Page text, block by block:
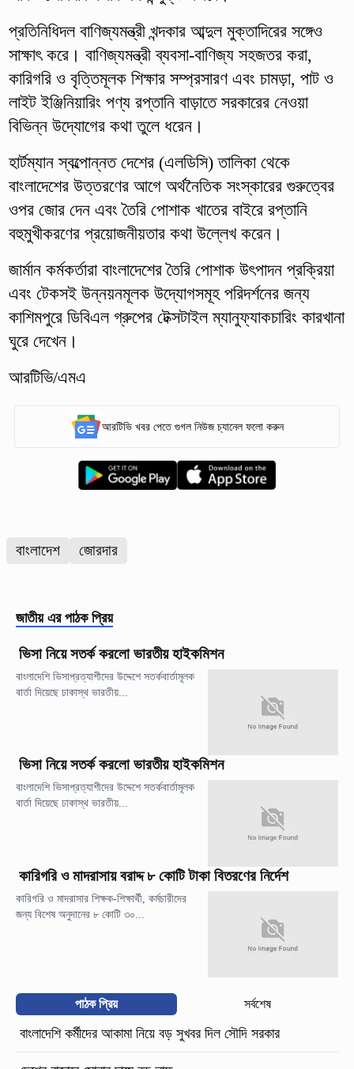
প্রতিনিধিদল বাণিজ্যমন্ত্রী খন্দকার আব্দুল মুক্তাদিরের সঙ্গেও
সাক্ষাৎ করে। বাণিজ্যমন্ত্রী ব্যবসা-বাণিজ্য সহজতর করা,
কারিগরি ও বৃত্তিমূলক শিক্ষার সম্প্রসারণ এবং চামড়া, পাট ও
লাইট ইঞ্জিনিয়ারিং পণ্য রপ্তানি বাড়াতে সরকারের নেওয়া
বিভিন্ন উদ্যোগের কথা তুলে ধরেন।
হার্টম্যান স্বল্পোন্নত দেশের (এলডিসি) তালিকা থেকে
বাংলাদেশের উত্তরণের আগে অর্থনৈতিক সংস্কারের গুরুত্বের
ওপর জোর দেন এবং তৈরি পোশাক খাতের বাইরে রপ্তানি
বহুমুখীকরণের প্রয়োজনীয়তার কথা উল্লেখ করেন।
জার্মান কর্মকর্তারা বাংলাদেশের তৈরি পোশাক উৎপাদন প্রক্রিয়া
এবং টেকসই উন্নয়নমূলক উদ্যোগসমূহ পরিদর্শনের জন্য
কাশিমপুরে ডিবিএল গ্রুপের টেক্সটাইল ম্যানুফ্যাকচারিং কারখানা
ঘুরে দেখেন।
আরটিভি/এমএ
আরটিভি খবর পেতে গুগল নিউজ চ্যানেল ফলো করুন
বাংলাদেশ জোরদার
জাতীয় এর পাঠক প্রিয়
ভিসা নিয়ে সতর্ক করলো ভারতীয় হাইকমিশন
বাংলাদেশি ভিসাপ্রত্যাশীদের উদ্দেশে সতর্কবার্তামূলক
বার্তা দিয়েছে ঢাকাস্থ ভারতীয়...
ভিসা নিয়ে সতর্ক করলো ভারতীয় হাইকমিশন
বাংলাদেশি ভিসাপ্রত্যাশীদের উদ্দেশে সতর্কবার্তামূলক
বার্তা দিয়েছে ঢাকাস্থ ভারতীয়...
কারিগরি ও মাদরাসায় বরাদ্দ ৮ কোটি টাকা বিতরণের নির্দেশ
কারিগরি ও মাদরাসার শিক্ষক-শিক্ষার্থী, কর্মচারীদের
জন্য বিশেষ অনুদানের ৮ কোটি ৩০...
পাঠক প্রিয় সর্বশেষ
বাংলাদেশি কর্মীদের আকামা নিয়ে বড় সুখবর দিল সৌদি সরকার